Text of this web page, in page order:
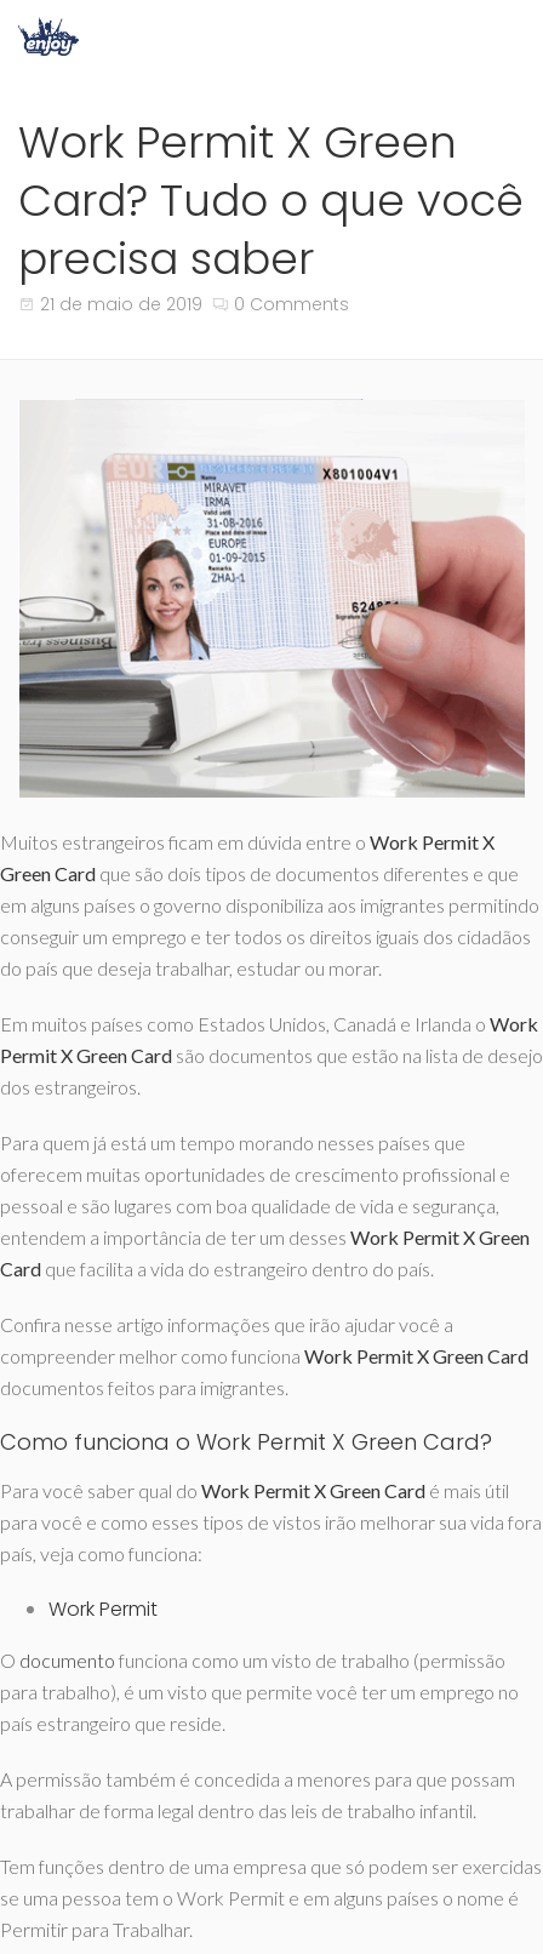
Work Permit X Green
Card? Tudo o que você
precisa saber
21 de maio de 2019 0 Comments
Muitos estrangeiros ficam em dúvida entre o Work Permit X
Green Card que são dois tipos de documentos diferentes e que
em alguns países o governo disponibiliza aos imigrantes permitindo
conseguir um emprego e ter todos os direitos iguais dos cidadãos
do país que deseja trabalhar, estudar ou morar.
Em muitos países como Estados Unidos, Canadá e Irlanda o Work
Permit X Green Card são documentos que estão na lista de desejo
dos estrangeiros.
Para quem já está um tempo morando nesses países que
oferecem muitas oportunidades de crescimento profissional e
pessoal e são lugares com boa qualidade de vida e segurança,
entendem a importância de ter um desses Work Permit X Green
Card que facilita a vida do estrangeiro dentro do país.
Confira nesse artigo informações que irão ajudar você a
compreender melhor como funciona Work Permit X Green Card
documentos feitos para imigrantes.
Como funciona o Work Permit X Green Card?
Para você saber qual do Work Permit X Green Card é mais útil
para você e como esses tipos de vistos irão melhorar sua vida fora
país, veja como funciona:
Work Permit
O documento funciona como um visto de trabalho (permissão
para trabalho), é um visto que permite você ter um emprego no
país estrangeiro que reside.
A permissão também é concedida a menores para que possam
trabalhar de forma legal dentro das leis de trabalho infantil.
Tem funções dentro de uma empresa que só podem ser exercidas
se uma pessoa tem o Work Permit e em alguns países o nome é
Permitir para Trabalhar.